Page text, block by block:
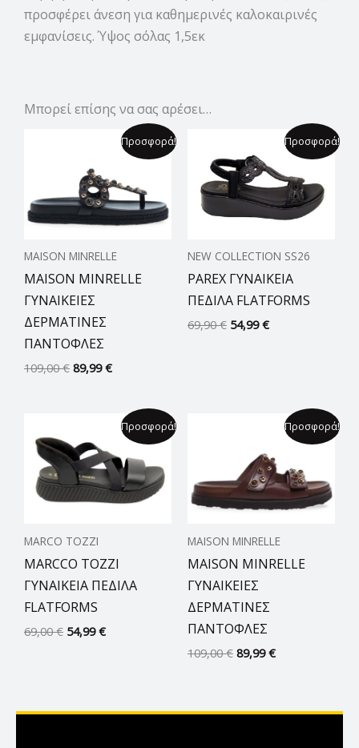
προσφέρει άνεση για καθημερινές καλοκαιρινές
εμφανίσεις. Ύψος σόλας 1,5εκ
Μπορεί επίσης να σας αρέσει…
Προσφορά!
MAISON MINRELLE
MAISON MINRELLE
ΓΥΝΑΙΚΕΙΕΣ
ΔΕΡΜΑΤΙΝΕΣ
ΠΑΝΤΟΦΛΕΣ
109,00€
109,00 €.
89,99€
τρέχουσα
είναι:
89,99 €.
Προσφορά!
NEW COLLECTION SS26
PAREX ΓΥΝΑΙΚΕΙΑ
ΠΕΔΙΛΑ FLATFORMS
69,90€
was:
69,90 €.
54,99€
τρέχουσα
τιμή
είναι:
54,99 €.
Προσφορά!
MARCO TOZZI
MARCCO TOZZI
ΓΥΝΑΙΚΕΙΑ ΠΕΔΙΛΑ
FLATFORMS
69,00€
was:
69,00 €.
54,99€
τρέχουσα
τιμή
είναι:
54,99 €.
Προσφορά!
MAISON MINRELLE
MAISON MINRELLE
ΓΥΝΑΙΚΕΙΕΣ
ΔΕΡΜΑΤΙΝΕΣ
ΠΑΝΤΟΦΛΕΣ
109,00€
109,00 €.
89,99€
τρέχουσα
είναι:
89,99 €.